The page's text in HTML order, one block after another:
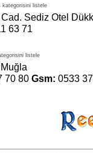
kategorisini listele
Cad. Sediz Otel
63 71
listele
70 80 Gsm: 0533